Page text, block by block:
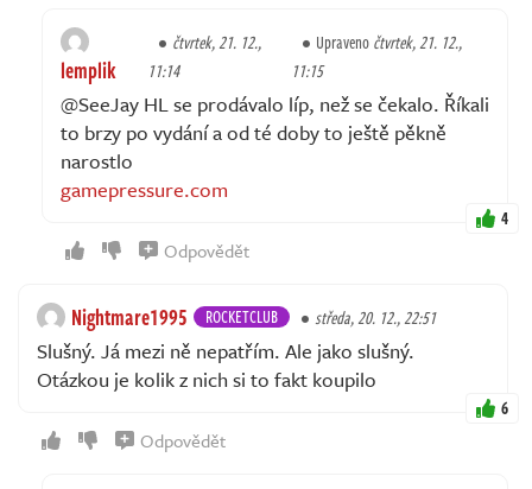
lemplik
čtvrtek, 21. 12.,
11:14
Upravenočtvrtek, 21. 12.,
11:15
@SeeJay HL se prodávalo líp, než se čekalo. Říkali
to brzy po vydání a od té doby to ještě pěkně
narostlo
gamepressure.com
4
Odpovědět
Nightmare1995 ROCKETCLUB středa, 20. 12., 22:51
Slušný. Já mezi ně nepatřím. Ale jako slušný.
Otázkou je kolik z nich si to fakt koupilo
6
Odpovědět